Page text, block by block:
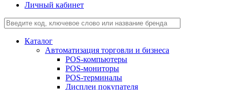
Личный кабинет
Каталог
Автоматизация торговли и бизнеса
POS-компьютеры
POS-мониторы
POS-терминалы
Дисплеи покупателя